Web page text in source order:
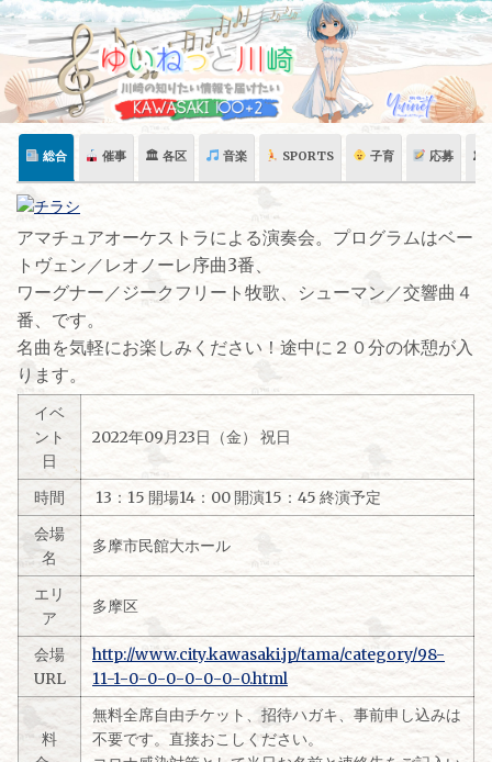
Skip
content
総合 催事 🏛 各区 音楽 SPORTS 子育 応募 🏛
アマチュアオーケストラによる演奏会。プログラムはベー
トヴェン／レオノーレ序曲3番、
ワーグナー／ジークフリート牧歌、シューマン／交響曲４
番、です。
名曲を気軽にお楽しみください！途中に２０分の休憩が入
ります。
イベ
ント
日
2022年09月23日（金） 祝日
時間
13：15 開場14：00 開演15：45 終演予定
会場
名
多摩市民館大ホール
エリ
ア
多摩区
会場
URL
http://www.city.kawasaki.jp/tama/category/98-
11-1-0-0-0-0-0-0-0.html
料
無料全席自由チケット、招待ハガキ、事前申し込みは
不要です。直接おこしください。